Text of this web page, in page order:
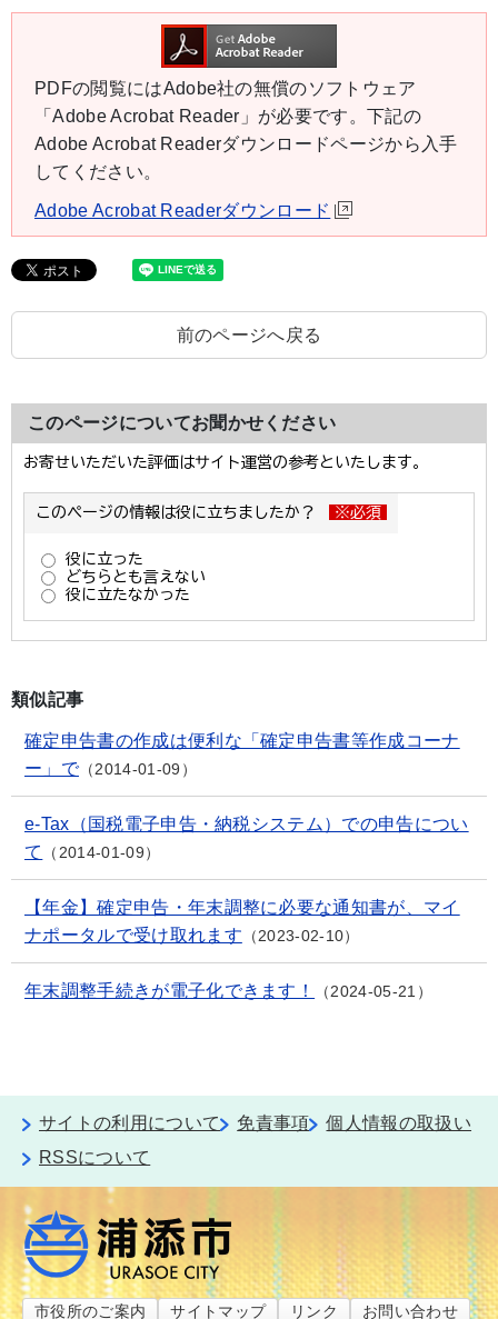
PDFの閲覧にはAdobe社の無償のソフトウェア
「Adobe Acrobat Reader」が必要です。下記の
Adobe Acrobat Readerダウンロードページから入手
してください。
Adobe Acrobat Readerダウンロード
前のページへ戻る
このページについてお聞かせください
類似記事
確定申告書の作成は便利な「確定申告書等作成コーナ
ー」で
2014-01-09
e-Tax（国税電子申告・納税システム）での申告につい
て
2014-01-09
【年金】確定申告・年末調整に必要な通知書が、マイ
ナポータルで受け取れます
2023-02-10
年末調整手続きが電子化できます！ 2024-05-21
サイトの利用について 免責事項
個人情報の取扱い
RSSについて
市役所のご案内 サイトマップ リンク お問い合わせ